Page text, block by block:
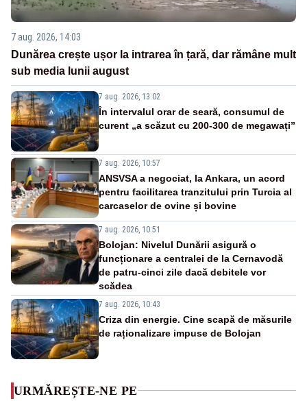
7 aug. 2026, 14:03
Dunărea crește ușor la intrarea în țară, dar rămâne mult
sub media lunii august
7 aug. 2026, 13:02
În intervalul orar de seară, consumul de
curent „a scăzut cu 200-300 de megawați”
7 aug. 2026, 10:57
ANSVSA a negociat, la Ankara, un acord
pentru facilitarea tranzitului prin Turcia al
carcaselor de ovine și bovine
7 aug. 2026, 10:51
Bolojan: Nivelul Dunării asigură o
funcționare a centralei de la Cernavodă
de patru-cinci zile dacă debitele vor
scădea
7 aug. 2026, 10:43
Criza din energie. Cine scapă de măsurile
de raționalizare impuse de Bolojan
URMĂREȘTE-NE PE